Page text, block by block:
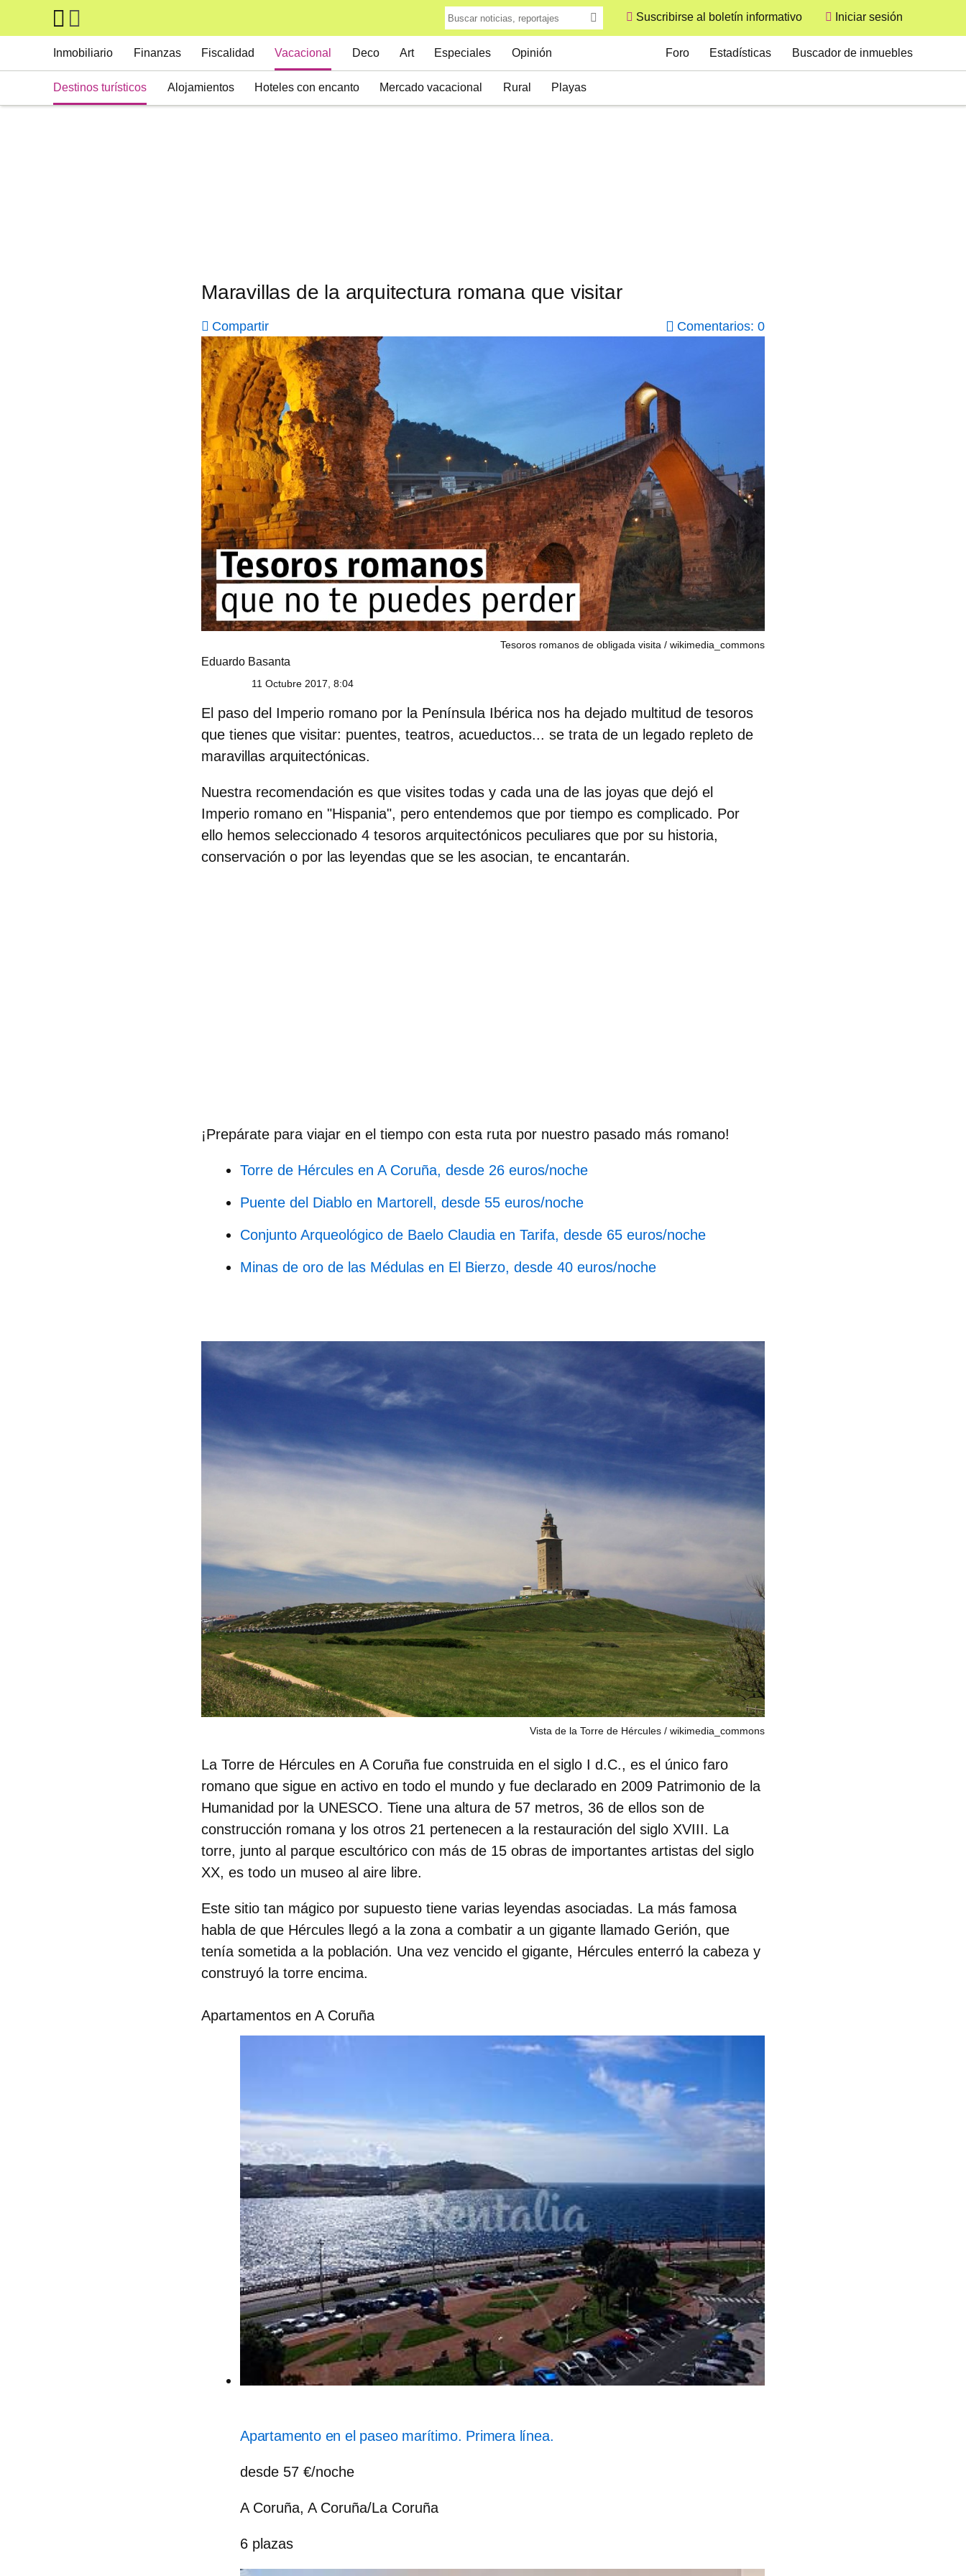
Skip to main content
Suscribirse al boletín informativo
User
Iniciar sesión
Inmobiliario Finanzas Fiscalidad Vacacional
Destinos turísticos Alojamientos Hoteles con encanto Mercado vacacional Rural Playas
Deco Art Especiales Opinión Foro Estadísticas Buscador de inmuebles
Maravillas de la arquitectura romana que visitar
Compartir Comentarios: 0
Tesoros romanos de obligada visita wikimedia_commons
Eduardo Basanta
11 Octubre 2017, 8:04
El paso del Imperio romano por la Península Ibérica nos ha dejado multitud de tesoros
que tienes que visitar: puentes, teatros, acueductos... se trata de un legado repleto de
maravillas arquitectónicas.
Nuestra recomendación es que visites todas y cada una de las joyas que dejó el
Imperio romano en "Hispania", pero entendemos que por tiempo es complicado. Por
ello hemos seleccionado 4 tesoros arquitectónicos peculiares que por su historia,
conservación o por las leyendas que se les asocian, te encantarán.
¡Prepárate para viajar en el tiempo con esta ruta por nuestro pasado más romano!
Torre de Hércules en A Coruña, desde 26 euros/noche
Puente del Diablo en Martorell, desde 55 euros/noche
Conjunto Arqueológico de Baelo Claudia en Tarifa, desde 65 euros/noche
Minas de oro de las Médulas en El Bierzo, desde 40 euros/noche
Vista de la Torre de Hércules wikimedia_commons
La Torre de Hércules en A Coruña fue construida en el siglo I d.C., es el único faro
romano que sigue en activo en todo el mundo y fue declarado en 2009 Patrimonio de la
Humanidad por la UNESCO. Tiene una altura de 57 metros, 36 de ellos son de
construcción romana y los otros 21 pertenecen a la restauración del siglo XVIII. La
torre, junto al parque escultórico con más de 15 obras de importantes artistas del siglo
XX, es todo un museo al aire libre.
Este sitio tan mágico por supuesto tiene varias leyendas asociadas. La más famosa
habla de que Hércules llegó a la zona a combatir a un gigante llamado Gerión, que
tenía sometida a la población. Una vez vencido el gigante, Hércules enterró la cabeza y
construyó la torre encima.
Apartamentos en A Coruña
Apartamento en el paseo marítimo. Primera línea.
desde 57 €/noche
A Coruña, A Coruña/La Coruña
6 plazas